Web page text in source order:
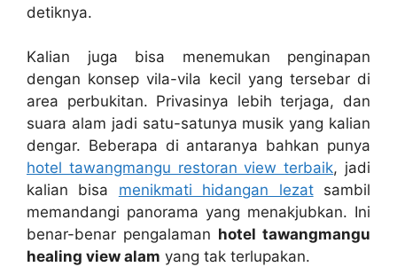
detiknya.
Kalian juga bisa menemukan penginapan
dengan konsep vila-vila kecil yang tersebar di
area perbukitan. Privasinya lebih terjaga, dan
suara alam jadi satu-satunya musik yang kalian
dengar. Beberapa di antaranya bahkan punya
hotel tawangmangu restoran view terbaik, jadi
kalian bisa menikmati hidangan lezatsambil
memandangi panorama yang menakjubkan. Ini
benar-benar pengalaman hotel tawangmangu
healing view alam yang tak terlupakan.